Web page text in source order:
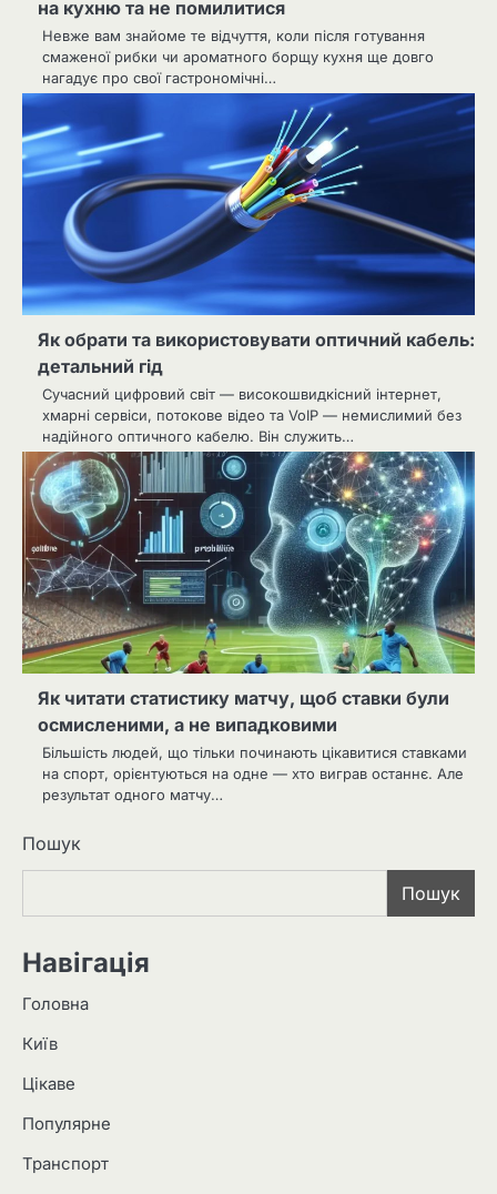
на кухню та не помилитися
Невже вам знайоме те відчуття, коли після готування
смаженої рибки чи ароматного борщу кухня ще довго
нагадує про свої гастрономічні…
Як обрати та використовувати оптичний кабель:
детальний гід
Сучасний цифровий світ — високошвидкісний інтернет,
хмарні сервіси, потокове відео та VoIP — немислимий без
надійного оптичного кабелю. Він служить…
Як читати статистику матчу, щоб ставки були
осмисленими, а не випадковими
Більшість людей, що тільки починають цікавитися ставками
на спорт, орієнтуються на одне — хто виграв останнє. Але
результат одного матчу…
Пошук
Пошук
Навігація
Головна
Київ
Цікаве
Популярне
Транспорт